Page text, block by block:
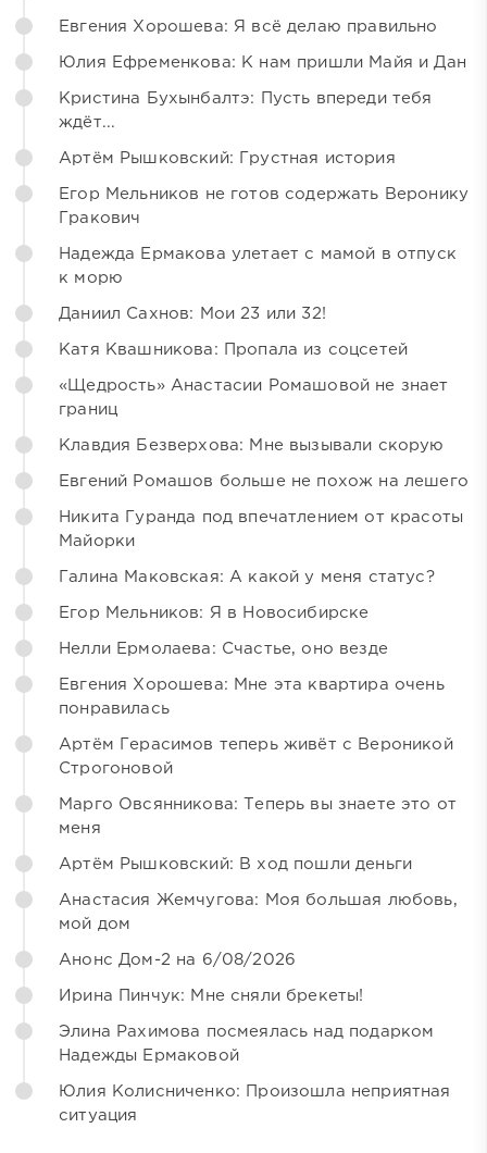
Евгения Хорошева: Я всё делаю правильно
Юлия Ефременкова: К нам пришли Майя и Дан
Кристина Бухынбалтэ: Пусть впереди тебя
ждёт...
Артём Рышковский: Грустная история
Егор Мельников не готов содержать Веронику
Гракович
Надежда Ермакова улетает с мамой в отпуск
к морю
Даниил Сахнов: Мои 23 или 32!
Катя Квашникова: Пропала из соцсетей
«Щедрость» Анастасии Ромашовой не знает
границ
Клавдия Безверхова: Мне вызывали скорую
Евгений Ромашов больше не похож на лешего
Никита Гуранда под впечатлением от красоты
Майорки
Галина Маковская: А какой у меня статус?
Егор Мельников: Я в Новосибирске
Нелли Ермолаева: Счастье, оно везде
Евгения Хорошева: Мне эта квартира очень
понравилась
Артём Герасимов теперь живёт с Вероникой
Строгоновой
Марго Овсянникова: Теперь вы знаете это от
меня
Артём Рышковский: В ход пошли деньги
Анастасия Жемчугова: Моя большая любовь,
мой дом
Анонс Дом-2 на 6/08/2026
Ирина Пинчук: Мне сняли брекеты!
Элина Рахимова посмеялась над подарком
Надежды Ермаковой
Юлия Колисниченко: Произошла неприятная
ситуация